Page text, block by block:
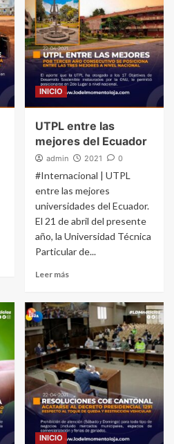
INICIO
UTPL entre las
mejores del Ecuador
admin 2021 0
#Internacional | UTPL
entre las mejores
universidades del Ecuador.
El 21 de abril del presente
año, la Universidad Técnica
Particular de...
Leer más
INICIO